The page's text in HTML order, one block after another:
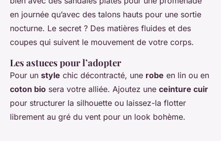
en journée qu’avec des talons hauts pour une sortie
nocturne. Le secret ? Des matières fluides et des
coupes qui suivent le mouvement de votre corps.
Les astuces pour l’adopter
Pour un style chic décontracté, une robe en lin ou en
coton bio sera votre alliée. Ajoutez une ceinture cuir
pour structurer la silhouette ou laissez-la flotter
librement au gré du vent pour un look bohème.